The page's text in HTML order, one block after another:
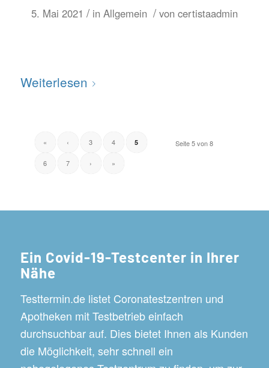
5. Mai 2021 / in Allgemein / von certistaadmin
Weiterlesen
Seite 5 von 8
« ‹ 3 4 5
6 7 › »
Ein Covid-19-Testcenter in Ihrer
Nähe
Testtermin.de listet Coronatestzentren und
Apotheken mit Testbetrieb einfach
durchsuchbar auf. Dies bietet Ihnen als Kunden
die Möglichkeit, sehr schnell ein